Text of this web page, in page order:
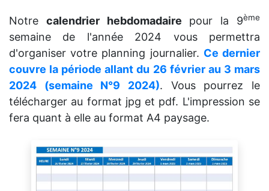
Notre calendrier hebdomadaire pour la 9ème
semaine de l'année 2024 vous permettra
d'organiser votre planning journalier. Ce dernier
couvre la période allant du 26 février au 3 mars
2024 (semaine N°9 2024). Vous pourrez le
télécharger au format jpg et pdf. L'impression se
fera quant à elle au format A4 paysage.